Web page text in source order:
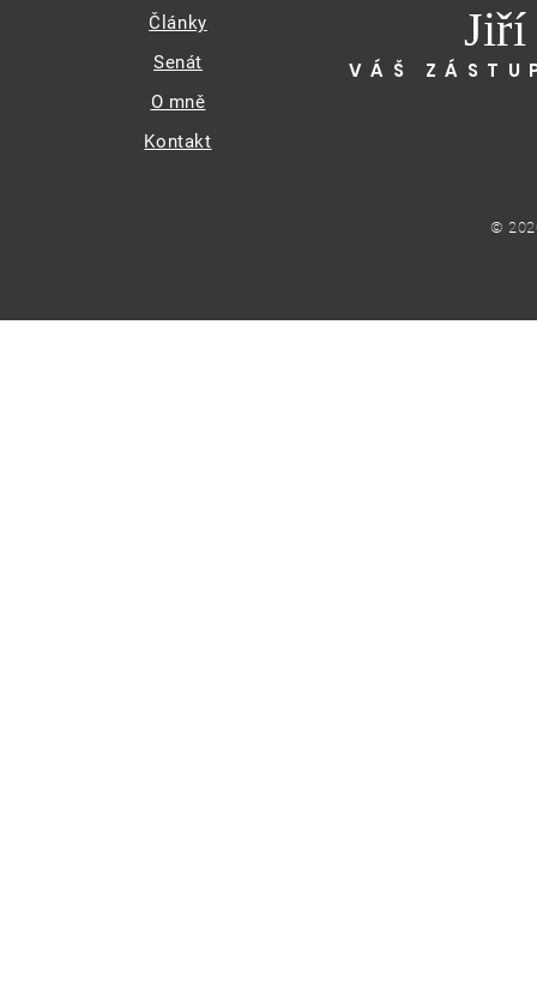
Články
Senát
O mně
Kontakt
Jiří
VÁŠ
©